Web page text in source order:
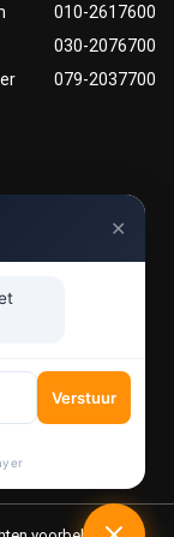
010-2617600
030-2076700
079-2037700
✕
Verstuur